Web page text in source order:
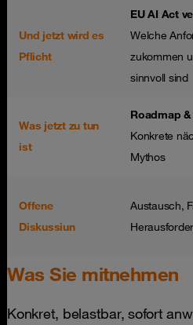
Und jetzt wird es
Pflicht
EU AI Act
Welche
zukommen
sinnvoll sind
Was jetzt zu tun
ist
Roadmap
Konkrete
Mythos
Offene
Diskussiun
Austausch,
Was Sie mitnehmen
Konkret, belastbar, sofort